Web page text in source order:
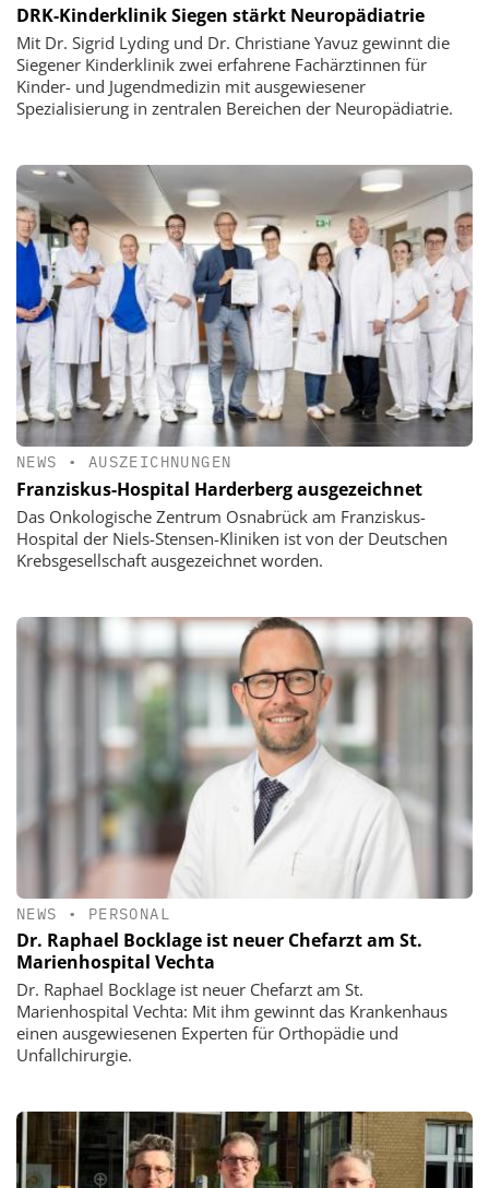
DRK-Kinderklinik Siegen stärkt Neuropädiatrie
Mit Dr. Sigrid Lyding und Dr. Christiane Yavuz gewinnt die
Siegener Kinderklinik zwei erfahrene Fachärztinnen für
Kinder- und Jugendmedizin mit ausgewiesener
Spezialisierung in zentralen Bereichen der Neuropädiatrie.
NEWS • AUSZEICHNUNGEN
Franziskus-Hospital Harderberg ausgezeichnet
Das Onkologische Zentrum Osnabrück am Franziskus-
Hospital der Niels-Stensen-Kliniken ist von der Deutschen
Krebsgesellschaft ausgezeichnet worden.
NEWS • PERSONAL
Dr. Raphael Bocklage ist neuer Chefarzt am St.
Marienhospital Vechta
Dr. Raphael Bocklage ist neuer Chefarzt am St.
Marienhospital Vechta: Mit ihm gewinnt das Krankenhaus
einen ausgewiesenen Experten für Orthopädie und
Unfallchirurgie.